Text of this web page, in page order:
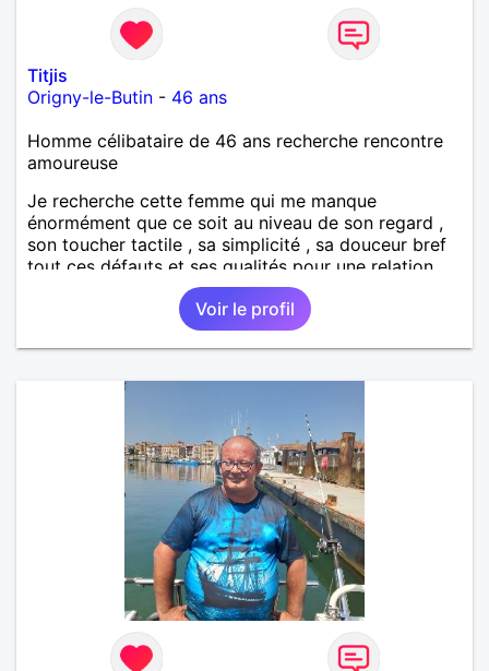
Titjis
Origny-le-Butin - 46 ans
Homme célibataire de 46 ans recherche rencontre
amoureuse
Je recherche cette femme qui me manque
énormément que ce soit au niveau de son regard ,
son toucher tactile , sa simplicité , sa douceur bref
tout ces défauts et ses qualités pour une relation
Voir le profil